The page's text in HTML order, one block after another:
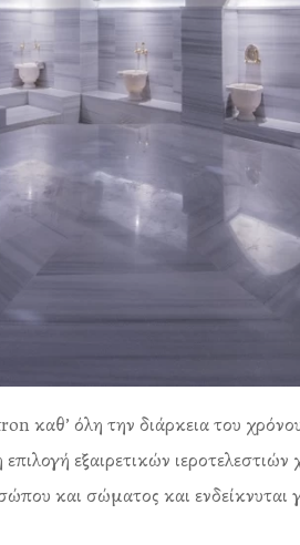
όλη την διάρκεια του
εξαιρετικών
και σώματος και